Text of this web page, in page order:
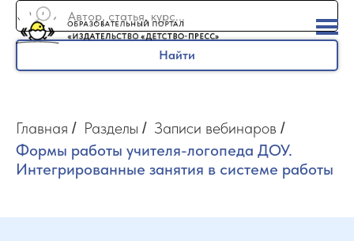
Найти
Главная / Разделы / Записи вебинаров /
Формы работы учителя-логопеда ДОУ.
Интегрированные занятия в системе работы